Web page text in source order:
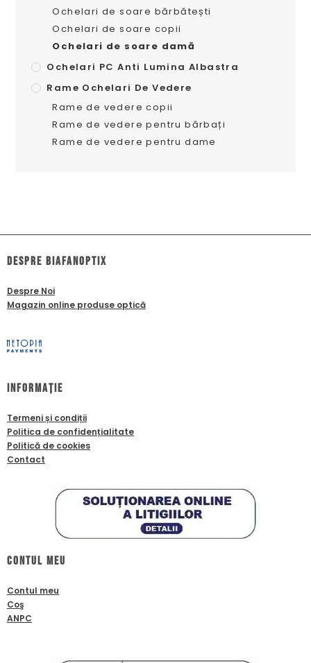
Ochelari de soare bărbătești
Ochelari de soare copii
Ochelari de soare damă
Ochelari PC Anti Lumina Albastra
Rame Ochelari De Vedere
Rame de vedere copii
Rame de vedere pentru bărbați
Rame de vedere pentru dame
dESPRE biafanoptix
Despre Noi
Magazin online produse optică
Informație
Termeni și condiții
Politica de confidențialitate
Politică de cookies
Contact
Contul meu
Contul meu
Coş
ANPC